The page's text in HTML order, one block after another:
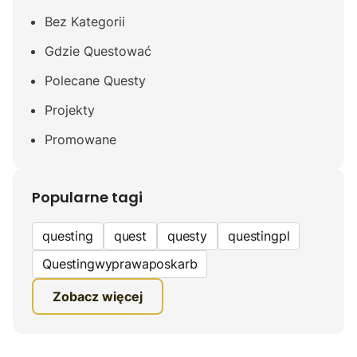
Bez Kategorii
Gdzie Questować
Polecane Questy
Projekty
Promowane
Popularne tagi
questing quest questy
questingpl
Questingwyprawaposkarb
edukacyjna gra terenowa
fundacja questingu
Zobacz więcej